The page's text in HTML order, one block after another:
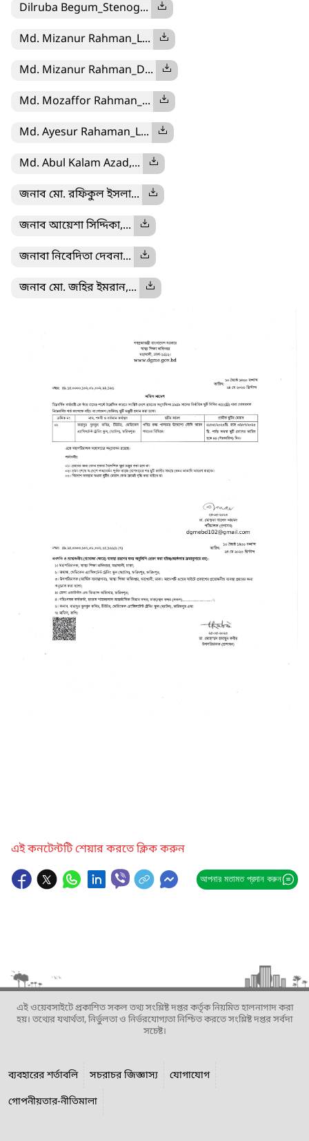
Dilruba Begum_Stenog...
Md. Mizanur Rahman_L...
Md. Mizanur Rahman_D...
Md. Mozaffor Rahman_...
Md. Ayesur Rahaman_L...
Md. Abul Kalam Azad,...
জনাব মো. রফিকুল ইসলা...
জনাব আয়েশা সিদ্দিকা,...
জনাবা নিবেদিতা দেবনা...
জনাব মো. জহির ইমরান,...
এই কনটেন্টটি শেয়ার করতে ক্লিক করুন
আপনার মতামত প্রদান করুন
এই ওয়েবসাইটে প্রকাশিত সকল তথ্য সংশ্লিষ্ট দপ্তর কর্তৃক নিয়মিত হালনাগাদ করা
হয়। তথ্যের যথার্থতা, নির্ভুলতা ও নির্ভরযোগ্যতা নিশ্চিত করতে সংশ্লিষ্ট দপ্তর সর্বদা
সচেষ্ট।
ব্যবহারের শর্তাবলি সচরাচর জিজ্ঞাস্য
যোগাযোগ
গোপনীয়তার-নীতিমালা